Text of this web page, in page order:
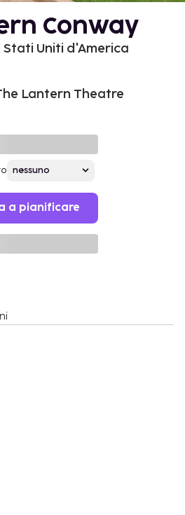
Conway
Uniti d'America
Lantern Theatre
a pianificare